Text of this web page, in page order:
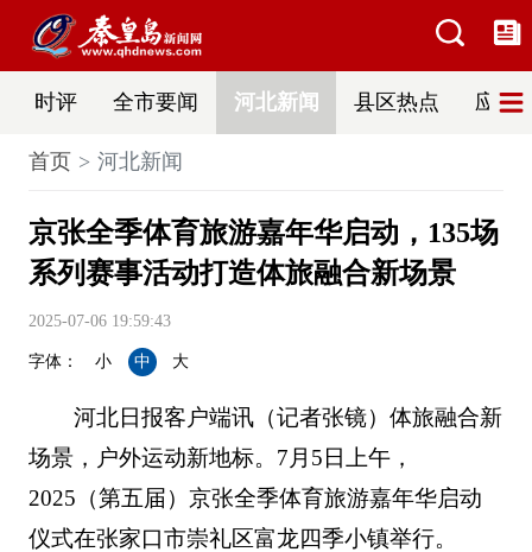
时评 全市要闻 河北新闻 县区热点 应急
首页 河北新闻
京张全季体育旅游嘉年华启动，135场
系列赛事活动打造体旅融合新场景
2025-07-06 19:59:43
字体： 小 中 大
河北日报客户端讯（记者张镜）体旅融合新
场景，户外运动新地标。7月5日上午，
2025（第五届）京张全季体育旅游嘉年华启动
仪式在张家口市崇礼区富龙四季小镇举行。